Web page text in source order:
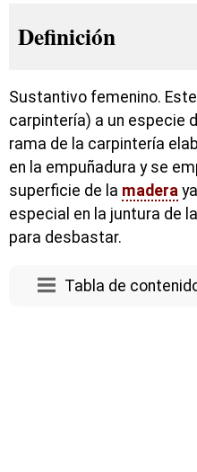
Definición
Sustantivo femenino.
carpintería) a un especie
rama de la carpintería
en la empuñadura y se
superficie de la madera
especial en la juntura de
para desbastar.
Tabla de